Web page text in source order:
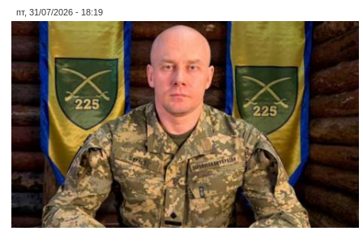
пт, 31/07/2026 - 18:19